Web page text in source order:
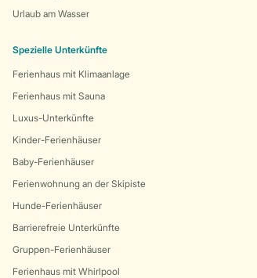
Urlaub am Wasser
Spezielle Unterkünfte
Ferienhaus mit Klimaanlage
Ferienhaus mit Sauna
Luxus-Unterkünfte
Kinder-Ferienhäuser
Baby-Ferienhäuser
Ferienwohnung an der Skipiste
Hunde-Ferienhäuser
Barrierefreie Unterkünfte
Gruppen-Ferienhäuser
Ferienhaus mit Whirlpool